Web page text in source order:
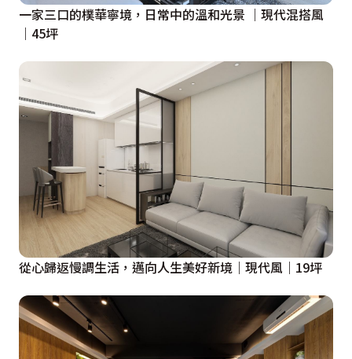
一家三口的樸華寧境，日常中的溫和光景 ｜現代混搭風
｜45坪
從心歸返慢調生活，邁向人生美好新境｜現代風｜19坪